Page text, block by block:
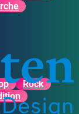
Rock